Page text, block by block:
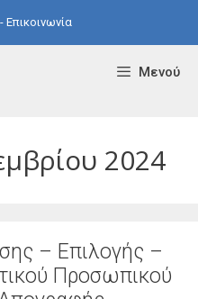
Μενού
2024
– Επιλογής –
Προσωπικού